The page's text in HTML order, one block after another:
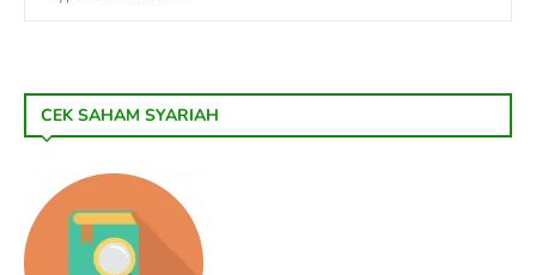
CEK SAHAM SYARIAH